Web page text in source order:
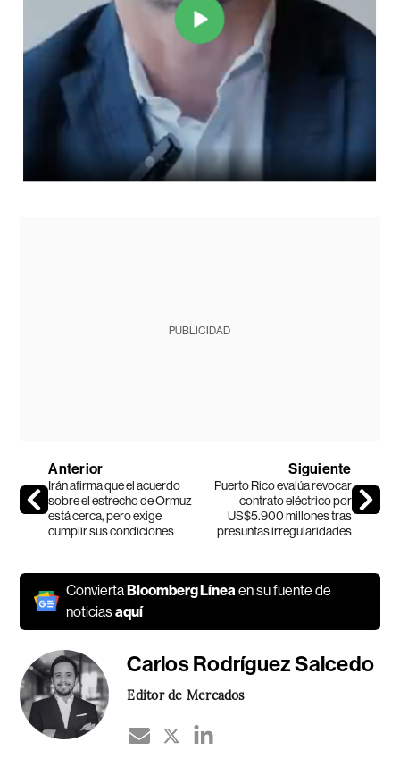
PUBLICIDAD
Anterior
Irán afirma que el acuerdo
sobre el estrecho de Ormuz
está cerca, pero exige
cumplir sus condiciones
Siguiente
Puerto Rico evalúa revocar
contrato eléctrico por
US$5.900 millones tras
presuntas irregularidades
ConviertaBloomberg Línea en su fuente de
noticiasaquí
Carlos Rodríguez Salcedo
Editor de Mercados